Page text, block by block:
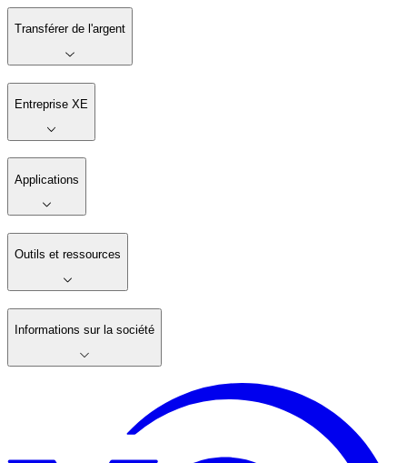
Transférer de l'argent
Entreprise XE
Applications
Outils et ressources
Informations sur la société